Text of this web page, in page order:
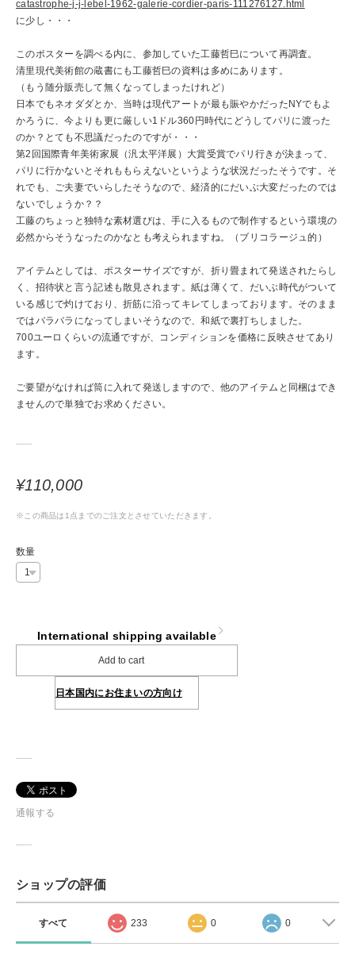
catastrophe-j-j-lebel-1962-galerie-cordier-paris-111276127.html
に少し・・・
このポスターを調べる内に、参加していた工藤哲巳について再調査。
清里現代美術館の蔵書にも工藤哲巳の資料は多めにあります。
（もう随分販売して無くなってしまったけれど）
日本でもネオダダとか、当時は現代アートが最も賑やかだったNYでもよ
かろうに、今よりも更に厳しい1ドル360円時代にどうしてパリに渡った
のか？とても不思議だったのですが・・・
第2回国際青年美術家展（汎太平洋展）大賞受賞でパリ行きが決まって、
パリに行かないとそれももらえないというような状況だったそうです。そ
れでも、ご夫妻でいらしたそうなので、経済的にだいぶ大変だったのでは
ないでしょうか？？
工藤のちょっと独特な素材選びは、手に入るもので制作するという環境の
必然からそうなったのかなとも考えられますね。（ブリコラージュ的）
アイテムとしては、ポスターサイズですが、折り畳まれて発送されたらし
く、招待状と言う記述も散見されます。紙は薄くて、だいぶ時代がついて
いる感じで灼けており、折筋に沿ってキレてしまっております。そのまま
ではバラバラになってしまいそうなので、和紙で裏打ちしました。
700ユーロくらいの流通ですが、コンディションを価格に反映させてあり
ます。
ご要望がなければ筒に入れて発送しますので、他のアイテムと同梱はでき
ませんので単独でお求めください。
¥110,000
※この商品は1点までのご注文とさせていただきます。
数量
International shipping available
Add to cart
日本国内にお住まいの方向け
通報する
ショップの評価
すべて 233 0 0